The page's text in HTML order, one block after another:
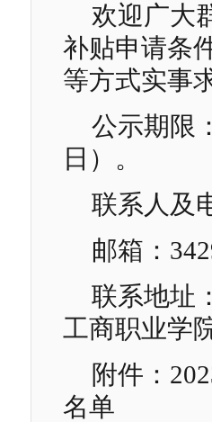
欢迎广大
补贴申请条
等方式实事
公示期限
日）。
联系人及
邮箱：
联系地址
工商职业学
附件：
名单